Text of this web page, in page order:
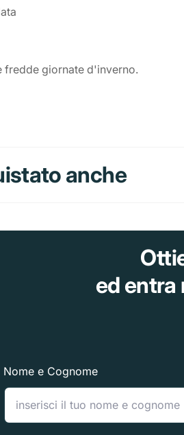
fredde giornate d'inverno.
anche
ed entra
Nome e Cognome